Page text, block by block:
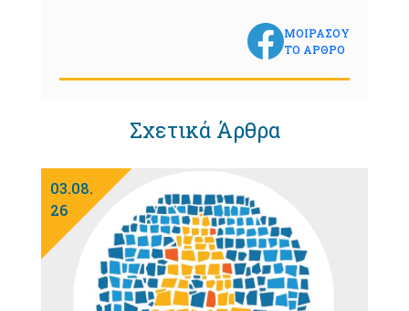
ΜΟΙΡΑΣΟΥ
ΤΟ ΑΡΘΡΟ
Σχετικά Άρθρα
03.08.
26